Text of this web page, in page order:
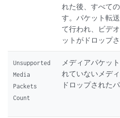
れた後、すべて
す。パケット転
て行われ、ビデ
ットがドロップ
Unsupported
Media
Packets
Count
メディアパケッ
れていないメデ
ドロップされた